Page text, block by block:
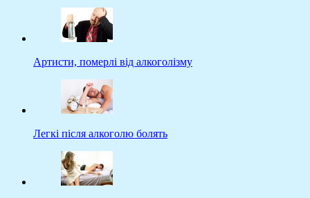
Артисти, померлі від алкоголізму
Легкі після алкоголю болять